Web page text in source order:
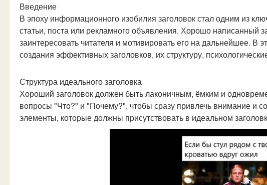
Введение
В эпоху информационного изобилия заголовок стал одним из
статьи, поста или рекламного объявления. Хорошо написанный
заинтересовать читателя и мотивировать его на дальнейшее. В
создания эффективных заголовков, их структуру,
Структура идеального заголовка
Хороший заголовок должен быть лаконичным, ёмким и
вопросы "Что?" и "Почему?", чтобы сразу привлечь внимание и
элементы, которые должны присутствовать в идеальном